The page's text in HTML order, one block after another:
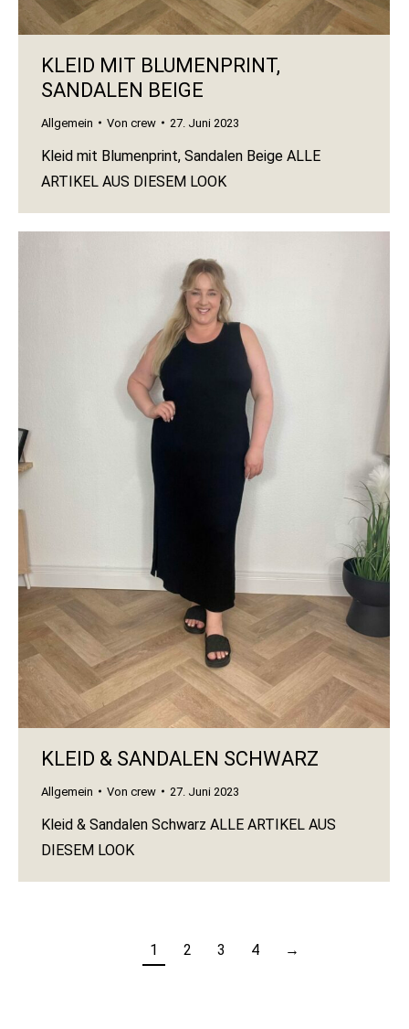
KLEID MIT BLUMENPRINT,
SANDALEN BEIGE
Allgemein Von crew 27. Juni 2023
Kleid mit Blumenprint, Sandalen Beige ALLE
ARTIKEL AUS DIESEM LOOK
KLEID & SANDALEN SCHWARZ
Allgemein Von crew 27. Juni 2023
Kleid & Sandalen Schwarz ALLE ARTIKEL AUS
DIESEM LOOK
1 2 3 4 →